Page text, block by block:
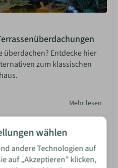
überdachen? Entdecke hier
zum klassischen
Mehr lesen
wählen
andere Technologien auf
auf „Akzeptieren” klicken,